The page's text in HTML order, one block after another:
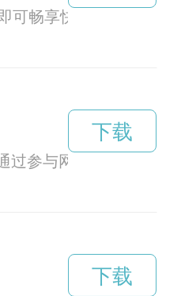
可畅享快速的上网体验
参与网站上的一些
下载
下载